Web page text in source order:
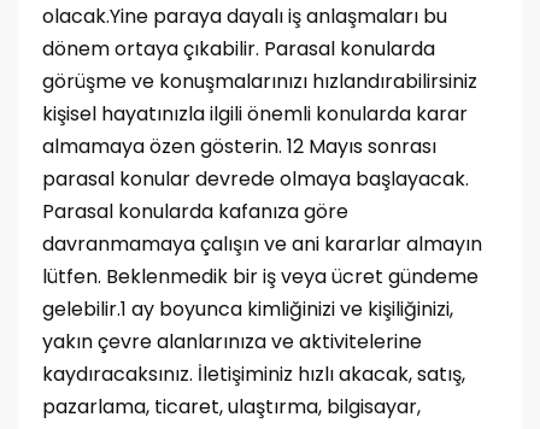
olacak.Yine paraya dayalı iş anlaşmaları bu
dönem ortaya çıkabilir. Parasal konularda
görüşme ve konuşmalarınızı hızlandırabilirsiniz
kişisel hayatınızla ilgili önemli konularda karar
almamaya özen gösterin. 12 Mayıs sonrası
parasal konular devrede olmaya başlayacak.
Parasal konularda kafanıza göre
davranmamaya çalışın ve ani kararlar almayın
lütfen. Beklenmedik bir iş veya ücret gündeme
gelebilir.1 ay boyunca kimliğinizi ve kişiliğinizi,
yakın çevre alanlarınıza ve aktivitelerine
kaydıracaksınız. İletişiminiz hızlı akacak, satış,
pazarlama, ticaret, ulaştırma, bilgisayar,